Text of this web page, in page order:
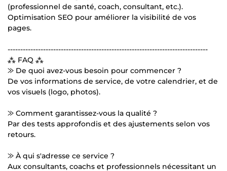
(professionnel de santé, coach, consultant, etc.).
Optimisation SEO pour améliorer la visibilité de vos
pages.
-------------------------------------------------------------------------------
⁂ FAQ ⁂
⨠ De quoi avez-vous besoin pour commencer ?
De vos informations de service, de votre calendrier, et de
vos visuels (logo, photos).
⨠ Comment garantissez-vous la qualité ?
Par des tests approfondis et des ajustements selon vos
retours.
⨠ À qui s'adresse ce service ?
Aux consultants, coachs et professionnels nécessitant un